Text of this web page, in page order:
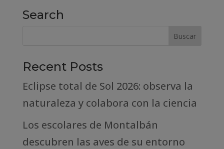
Search
Recent Posts
Eclipse total de Sol 2026: observa la
naturaleza y colabora con la ciencia
Los escolares de Montalbán
descubren las aves de su entorno